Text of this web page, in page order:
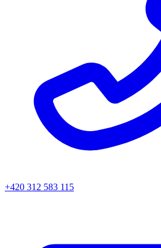
+420 312 583 115